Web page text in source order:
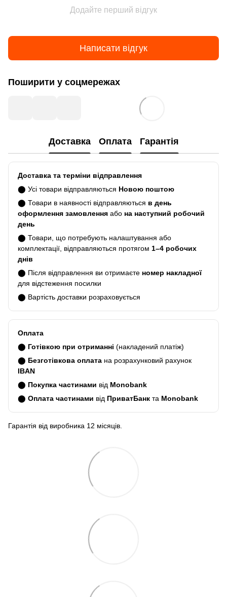
Додайте перший відгук
Написати відгук
Поширити у соцмережах
Доставка Оплата Гарантія
Доставка та терміни відправлення
⬤ Усі товари відправляються Новою поштою
⬤ Товари в наявності відправляються в день
оформлення замовлення або на наступний робочий
день
⬤ Товари, що потребують налаштування або
комплектації, відправляються протягом 1–4 робочих
днів
⬤ Після відправлення ви отримаєте номер накладної
для відстеження посилки
⬤ Вартість доставки розраховується
Оплата
⬤ Готівкою при отриманні (накладений платіж)
⬤ Безготівкова оплата на розрахунковий рахунок
IBAN
⬤ Покупка частинами від Monobank
⬤ Оплата частинами від ПриватБанк та Monobank
Гарантія від виробника 12 місяців.